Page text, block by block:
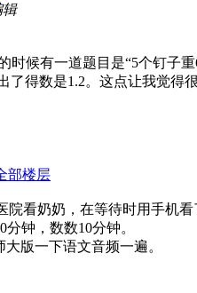
辑
时候有一道题目是“5个钉
得数是1.2。这点让我觉得
部楼层
看奶奶，在等待时用手机看了
钟，数数10分钟。
版一下语文音频一遍。